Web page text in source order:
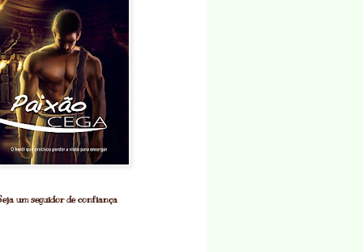
um seguidor de confiança